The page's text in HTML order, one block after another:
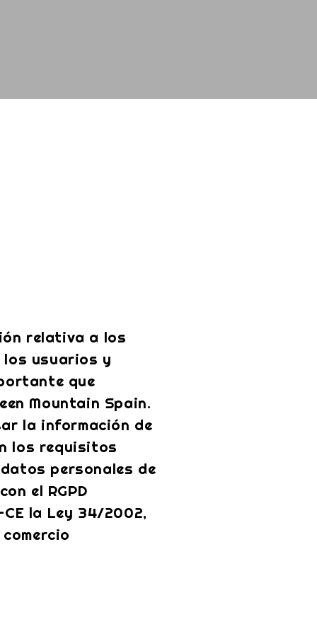
relativa a los
los usuarios y
que
Mountain Spain.
la información de
los requisitos
personales de
el RGPD
CE la Ley 34/2002,